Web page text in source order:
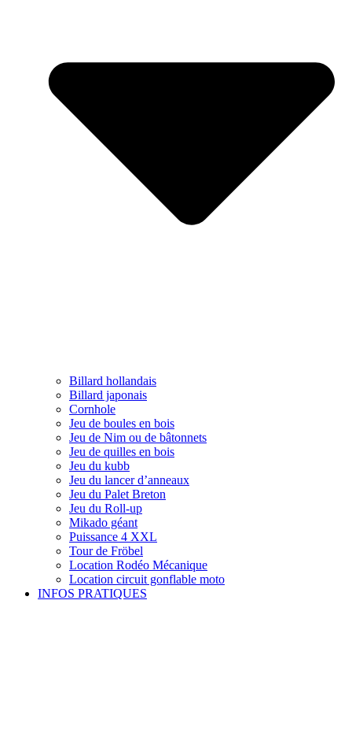
Billard hollandais
Billard japonais
Cornhole
Jeu de boules en bois
Jeu de Nim ou de bâtonnets
Jeu de quilles en bois
Jeu du kubb
Jeu du lancer d’anneaux
Jeu du Palet Breton
Jeu du Roll-up
Mikado géant
Puissance 4 XXL
Tour de Fröbel
Location Rodéo Mécanique
Location circuit gonflable moto
INFOS PRATIQUES